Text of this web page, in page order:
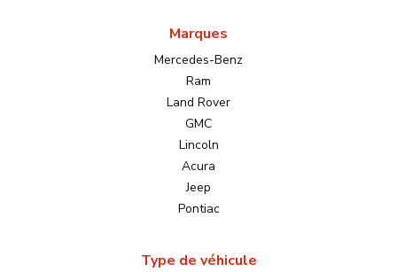
Marques
Mercedes-Benz
Ram
Land Rover
GMC
Lincoln
Acura
Jeep
Pontiac
Type de véhicule